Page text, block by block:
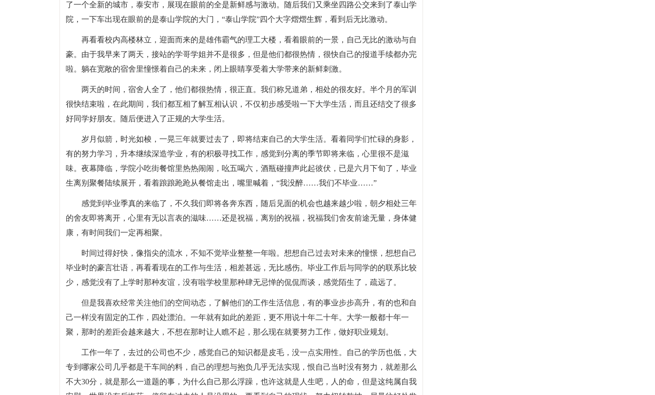
了一个全新的城市，泰安市，展现在眼前的全是新鲜感与激动。随后我们又乘坐四路公交来到了泰山学
院，一下车出现在眼前的是泰山学院的大门，“泰山学院”四个大字熠熠生辉，看到后无比激动。
再看看校内高楼林立，迎面而来的是雄伟霸气的理工大楼，看着眼前的一景，自己无比的激动与自
豪。由于我早来了两天，接站的学哥学姐并不是很多，但是他们都很热情，很快自己的报道手续都办完
啦。躺在宽敞的宿舍里憧憬着自己的未来，闭上眼睛享受着大学带来的新鲜刺激。
两天的时间，宿舍人全了，他们都很热情，很正直。我们称兄道弟，相处的很友好。半个月的军训
很快结束啦，在此期间，我们都互相了解互相认识，不仅初步感受啦一下大学生活，而且还结交了很多
好同学好朋友。随后便进入了正规的大学生活。
岁月似箭，时光如梭，一晃三年就要过去了，即将结束自己的大学生活。看着同学们忙碌的身影，
有的努力学习，升本继续深造学业，有的积极寻找工作，感觉到分离的季节即将来临，心里很不是滋
味。夜幕降临，学院小吃街餐馆里热热闹闹，吆五喝六，酒瓶碰撞声此起彼伏，已是六月下旬了，毕业
生离别聚餐陆续展开，看着踉踉跄跄从餐馆走出，嘴里喊着，“我没醉……我们不毕业……”
感觉到毕业季真的来临了，不久我们即将各奔东西，随后见面的机会也越来越少啦，朝夕相处三年
的舍友即将离开，心里有无以言表的滋味……还是祝福，离别的祝福，祝福我们舍友前途无量，身体健
康，有时间我们一定再相聚。
时间过得好快，像指尖的流水，不知不觉毕业整整一年啦。想想自己过去对未来的憧憬，想想自己
毕业时的豪言壮语，再看看现在的工作与生活，相差甚远，无比感伤。毕业工作后与同学的的联系比较
少，感觉没有了上学时那种友谊，没有啦学校里那种肆无忌惮的侃侃而谈，感觉陌生了，疏远了。
但是我喜欢经常关注他们的空间动态，了解他们的工作生活信息，有的事业步步高升，有的也和自
己一样没有固定的工作，四处漂泊。一年就有如此的差距，更不用说十年二十年。大学一般都十年一
聚，那时的差距会越来越大，不想在那时让人瞧不起，那么现在就要努力工作，做好职业规划。
工作一年了，去过的公司也不少，感觉自己的知识都是皮毛，没一点实用性。自己的学历也低，大
专到哪家公司几乎都是干车间的料，自己的理想与抱负几乎无法实现，恨自己当时没有努力，就差那么
不大30分，就是那么一道题的事，为什么自己那么浮躁，也许这就是人生吧，人的命，但是这纯属自我